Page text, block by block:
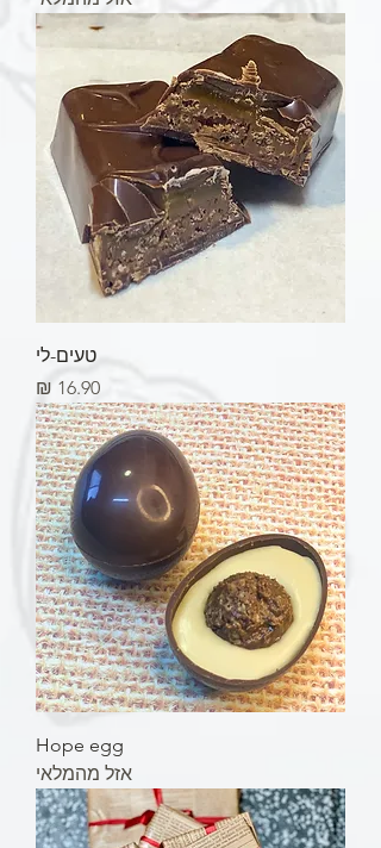
טעים-לי
מחיר
Hope egg
אזל מהמלאי